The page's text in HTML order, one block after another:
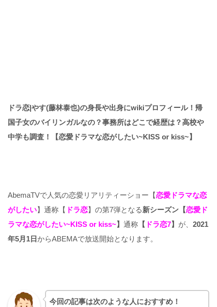
ドラ恋|やす(藤林泰也)の身長や出身にwikiプロフィール！帰
国子女のバイリンガルなの？事務所はどこで経歴は？高校や
中学も調査！【恋愛ドラマな恋がしたい~KISS or kiss~】
AbemaTVで人気の恋愛リアリティーショー【恋愛ドラマな恋
がしたい】通称【 ドラ恋】の第7弾となる新シーズン【恋愛ド
ラマな恋がしたい~KISS or kiss~】 通称 【 ドラ恋7】 が、 2021
年5月1日からABEMAで放送開始となります。
今回の記事は次のような人におすすめ！